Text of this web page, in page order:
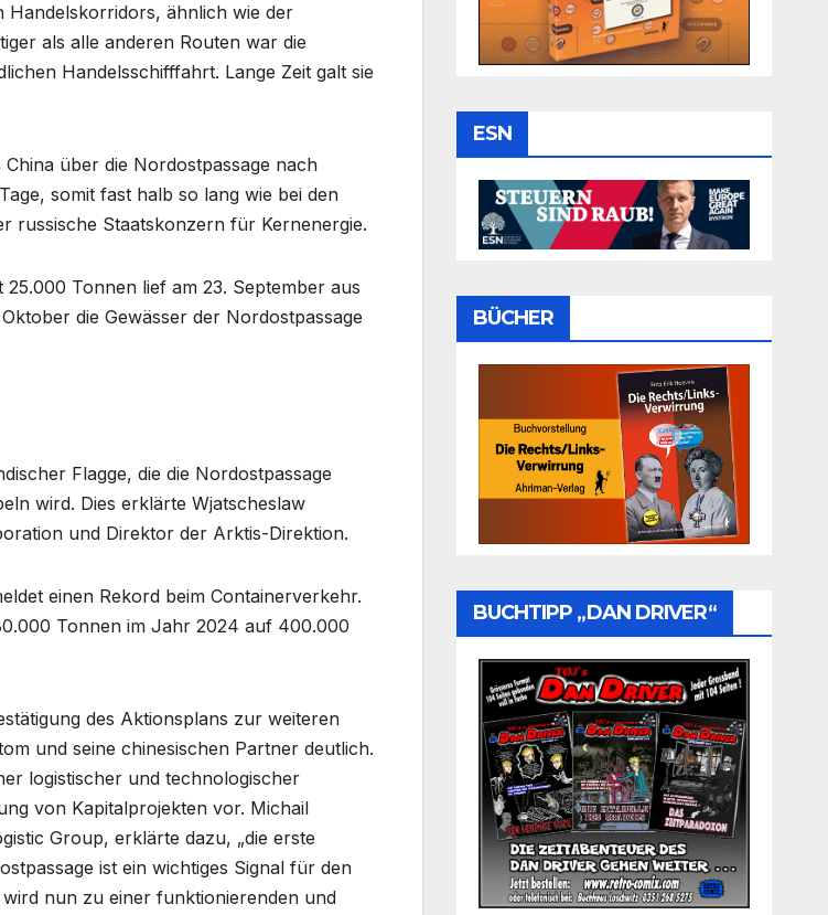
Handelskorridors, ähnlich wie der
als alle anderen Routen war die
Handelsschifffahrt. Lange Zeit galt sie
über die Nordostpassage nach
somit fast halb so lang wie bei den
russische Staatskonzern für Kernenergie.
Tonnen lief am 23. September aus
die Gewässer der Nordostpassage
Flagge, die die Nordostpassage
wird. Dies erklärte Wjatscheslaw
und Direktor der Arktis-Direktion.
einen Rekord beim Containerverkehr.
Tonnen im Jahr 2024 auf 400.000
des Aktionsplans zur weiteren
und seine chinesischen Partner deutlich.
logistischer und technologischer
von Kapitalprojekten vor. Michail
Group, erklärte dazu, „die erste
ist ein wichtiges Signal für den
nun zu einer funktionierenden und
ESN
BÜCHER
BUCHTIPP „DAN DRIVER“